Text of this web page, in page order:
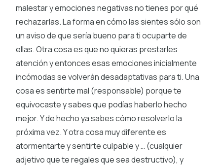
malestar y emociones negativas no tienes por qué
rechazarlas. La forma en cómo las sientes sólo son
un aviso de que sería bueno para ti ocuparte de
ellas. Otra cosa es que no quieras prestarles
atención y entonces esas emociones inicialmente
incómodas se volverán desadaptativas para ti. Una
cosa es sentirte mal (responsable) porque te
equivocaste y sabes que podías haberlo hecho
mejor. Y de hecho ya sabes cómo resolverlo la
próxima vez. Y otra cosa muy diferente es
atormentarte y sentirte culpable y … (cualquier
adjetivo que te regales que sea destructivo), y